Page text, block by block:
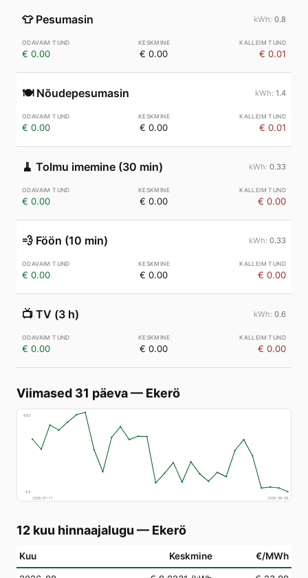
👕 Pesumasin 0.8
€ 0.00 € 0.00 € 0.01
🍽️ Nõudepesumasin 1.4
€ 0.00 € 0.00 € 0.01
🧹 Tolmu imemine (30 min) 0.33
€ 0.00 € 0.00 € 0.00
💨 Föön (10 min) 0.33
€ 0.00 € 0.00 € 0.00
📺 TV (3 h) 0.6
€ 0.00 € 0.00 € 0.00
Viimased 31 päeva— Ekerö
€83
€4
2026-07-11
2026-08-09
12 kuu hinnaajalugu — Ekerö
Kuu Keskmine €/MWh